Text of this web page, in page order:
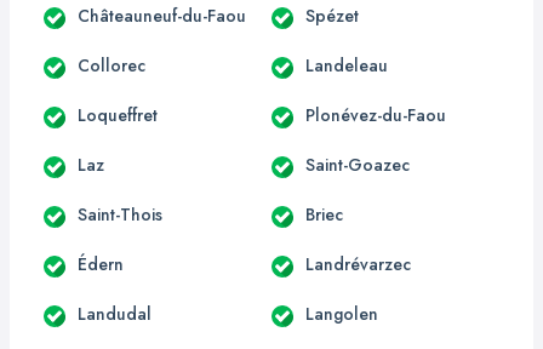
Châteauneuf-du-Faou Spézet
Collorec Landeleau
Loqueffret Plonévez-du-Faou
Laz Saint-Goazec
Saint-Thois Briec
Édern Landrévarzec
Landudal Langolen